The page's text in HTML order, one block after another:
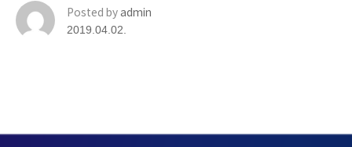
Posted byadmin
2019.04.02.